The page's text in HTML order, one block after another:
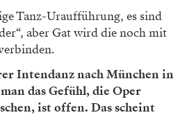
Tanz-Uraufführung, es sind
aber Gat wird die noch mit
Intendanz nach München in
das Gefühl, die Oper
ist offen. Das scheint